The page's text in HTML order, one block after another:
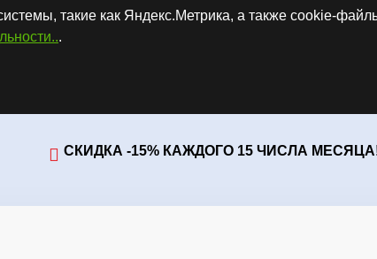
такие как Яндекс.Метрика, а также cookie-
.
СКИДКА -15% КАЖДОГО 15 ЧИСЛА